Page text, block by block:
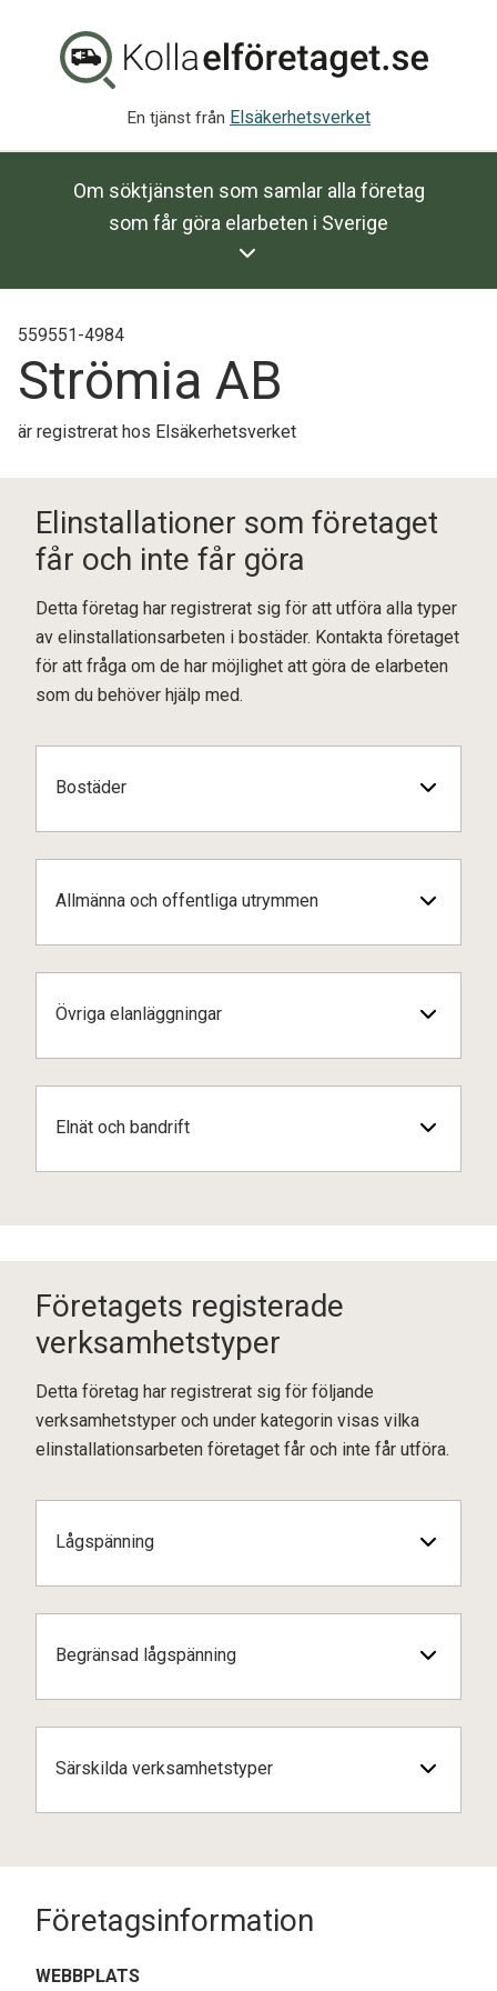
En tjänst från Elsäkerhetsverket
Om söktjänsten som samlar alla företag
som får göra elarbeten i Sverige
559551-4984
Strömia AB
är registrerat hos Elsäkerhetsverket
Elinstallationer som företaget
får och inte får göra
Detta företag har registrerat sig för att utföra alla typer
av elinstallationsarbeten i bostäder. Kontakta företaget
för att fråga om de har möjlighet att göra de elarbeten
som du behöver hjälp med.
Bostäder
Allmänna och offentliga utrymmen
Övriga elanläggningar
Elnät och bandrift
Företagets registerade
verksamhetstyper
Detta företag har registrerat sig för följande
verksamhetstyper och under kategorin visas vilka
elinstallationsarbeten företaget får och inte får utföra.
Lågspänning
Begränsad lågspänning
Särskilda verksamhetstyper
Företagsinformation
WEBBPLATS